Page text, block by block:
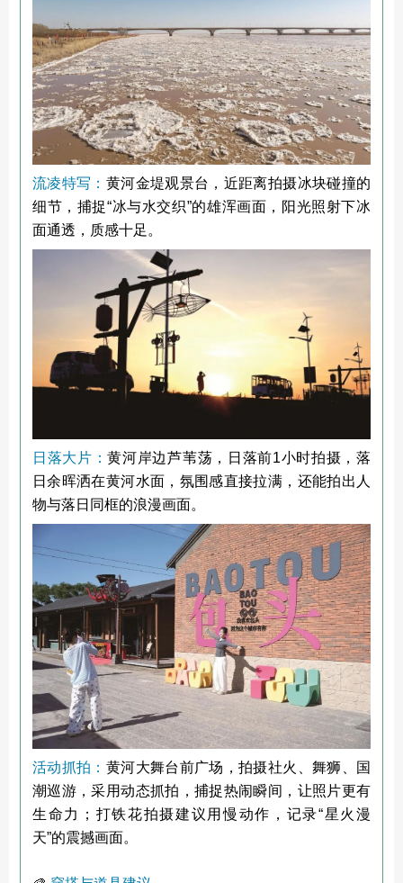
流凌特写： 黄河金堤观景台，近距离拍摄冰块碰撞的
细节，捕捉“冰与水交织”的雄浑画面，阳光照射下冰
面通透，质感十足。
日落大片：黄河岸边芦苇荡，日落前1小时拍摄，落
日余晖洒在黄河水面，氛围感直接拉满，还能拍出人
物与落日同框的浪漫画面。
活动抓拍： 黄河大舞台前广场，拍摄社火、舞狮、国
潮巡游，采用动态抓拍，捕捉热闹瞬间，让照片更有
生命力；打铁花拍摄建议用慢动作，记录“星火漫
天”的震撼画面。